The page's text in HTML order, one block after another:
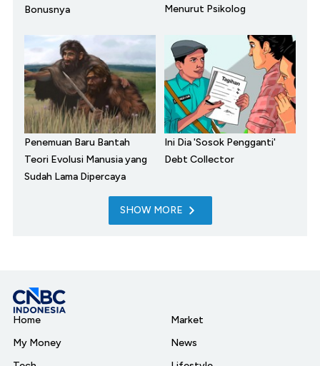
Bonusnya
Menurut Psikolog
Penemuan Baru Bantah
Teori Evolusi Manusia yang
Sudah Lama Dipercaya
Ini Dia 'Sosok Pengganti'
Debt Collector
SHOW MORE
Home
My Money
Market
News